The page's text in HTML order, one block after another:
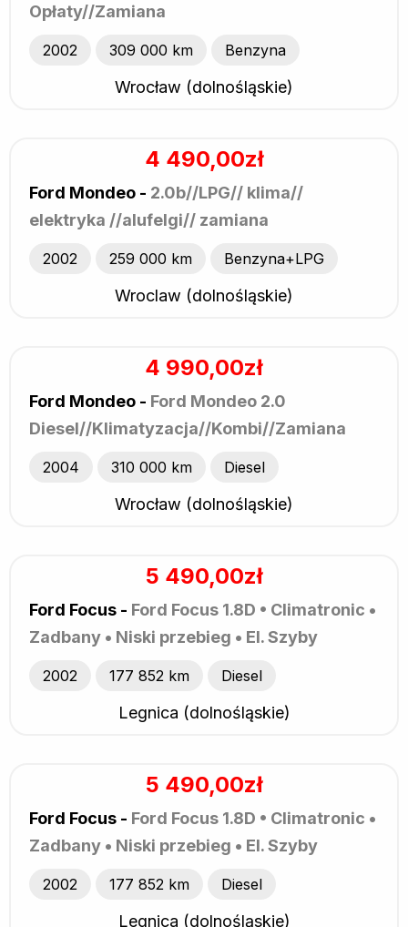
Opłaty//Zamiana
2002 309 000 km Benzyna
Wrocław (dolnośląskie)
4 490,00zł
Ford Mondeo - 2.0b//LPG// klima//
elektryka //alufelgi// zamiana
2002 259 000 km Benzyna+LPG
Wroclaw (dolnośląskie)
4 990,00zł
Ford Mondeo - Ford Mondeo 2.0
Diesel//Klimatyzacja//Kombi//Zamiana
2004 310 000 km Diesel
Wrocław (dolnośląskie)
5 490,00zł
Ford Focus - Ford Focus 1.8D • Climatronic •
Zadbany • Niski przebieg • El. Szyby
2002 177 852 km Diesel
Legnica (dolnośląskie)
5 490,00zł
Ford Focus - Ford Focus 1.8D • Climatronic •
Zadbany • Niski przebieg • El. Szyby
2002 177 852 km Diesel
Legnica (dolnośląskie)